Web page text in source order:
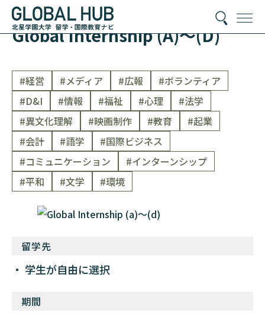
Global Internship (A)〜(D)
#経営 #メディア #広報
#ボランティア
#D&I
#情報 #福祉 #心理
#法学
#異文化理解
#映画制作 #教育
#起業
#会計
#語学
#国際ビジネス
#コミュニケーション
#インターンシップ
#平和
#文学 #環境
留学先
学生が自由に選択
期間